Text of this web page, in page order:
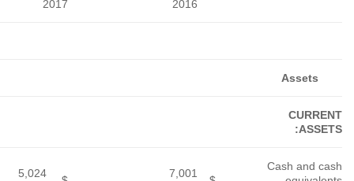
5,024